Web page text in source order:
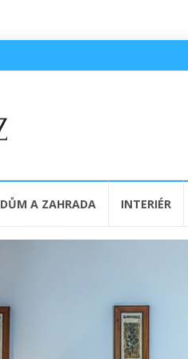
DŮM A ZAHRADA INTERIÉR